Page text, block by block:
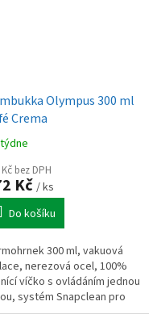
Olympus 300 ml
Crema
Kč bez DPH
Kč/ ks
Do košíku
300 ml, vakuová
nerezová ocel, 100%
víčko s ovládáním jednou
systém Snapclean pro
čištění, kompaktní